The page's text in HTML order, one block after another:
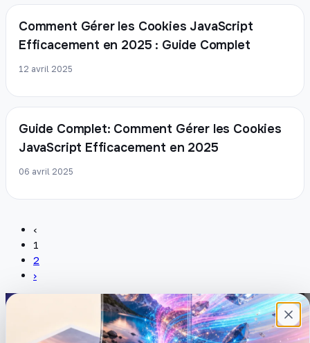
Comment Gérer les Cookies JavaScript
Efficacement en 2025 : Guide Complet
12 avril 2025
Guide Complet: Comment Gérer les Cookies
JavaScript Efficacement en 2025
06 avril 2025
‹
1
2
›
Plateforme française de création de